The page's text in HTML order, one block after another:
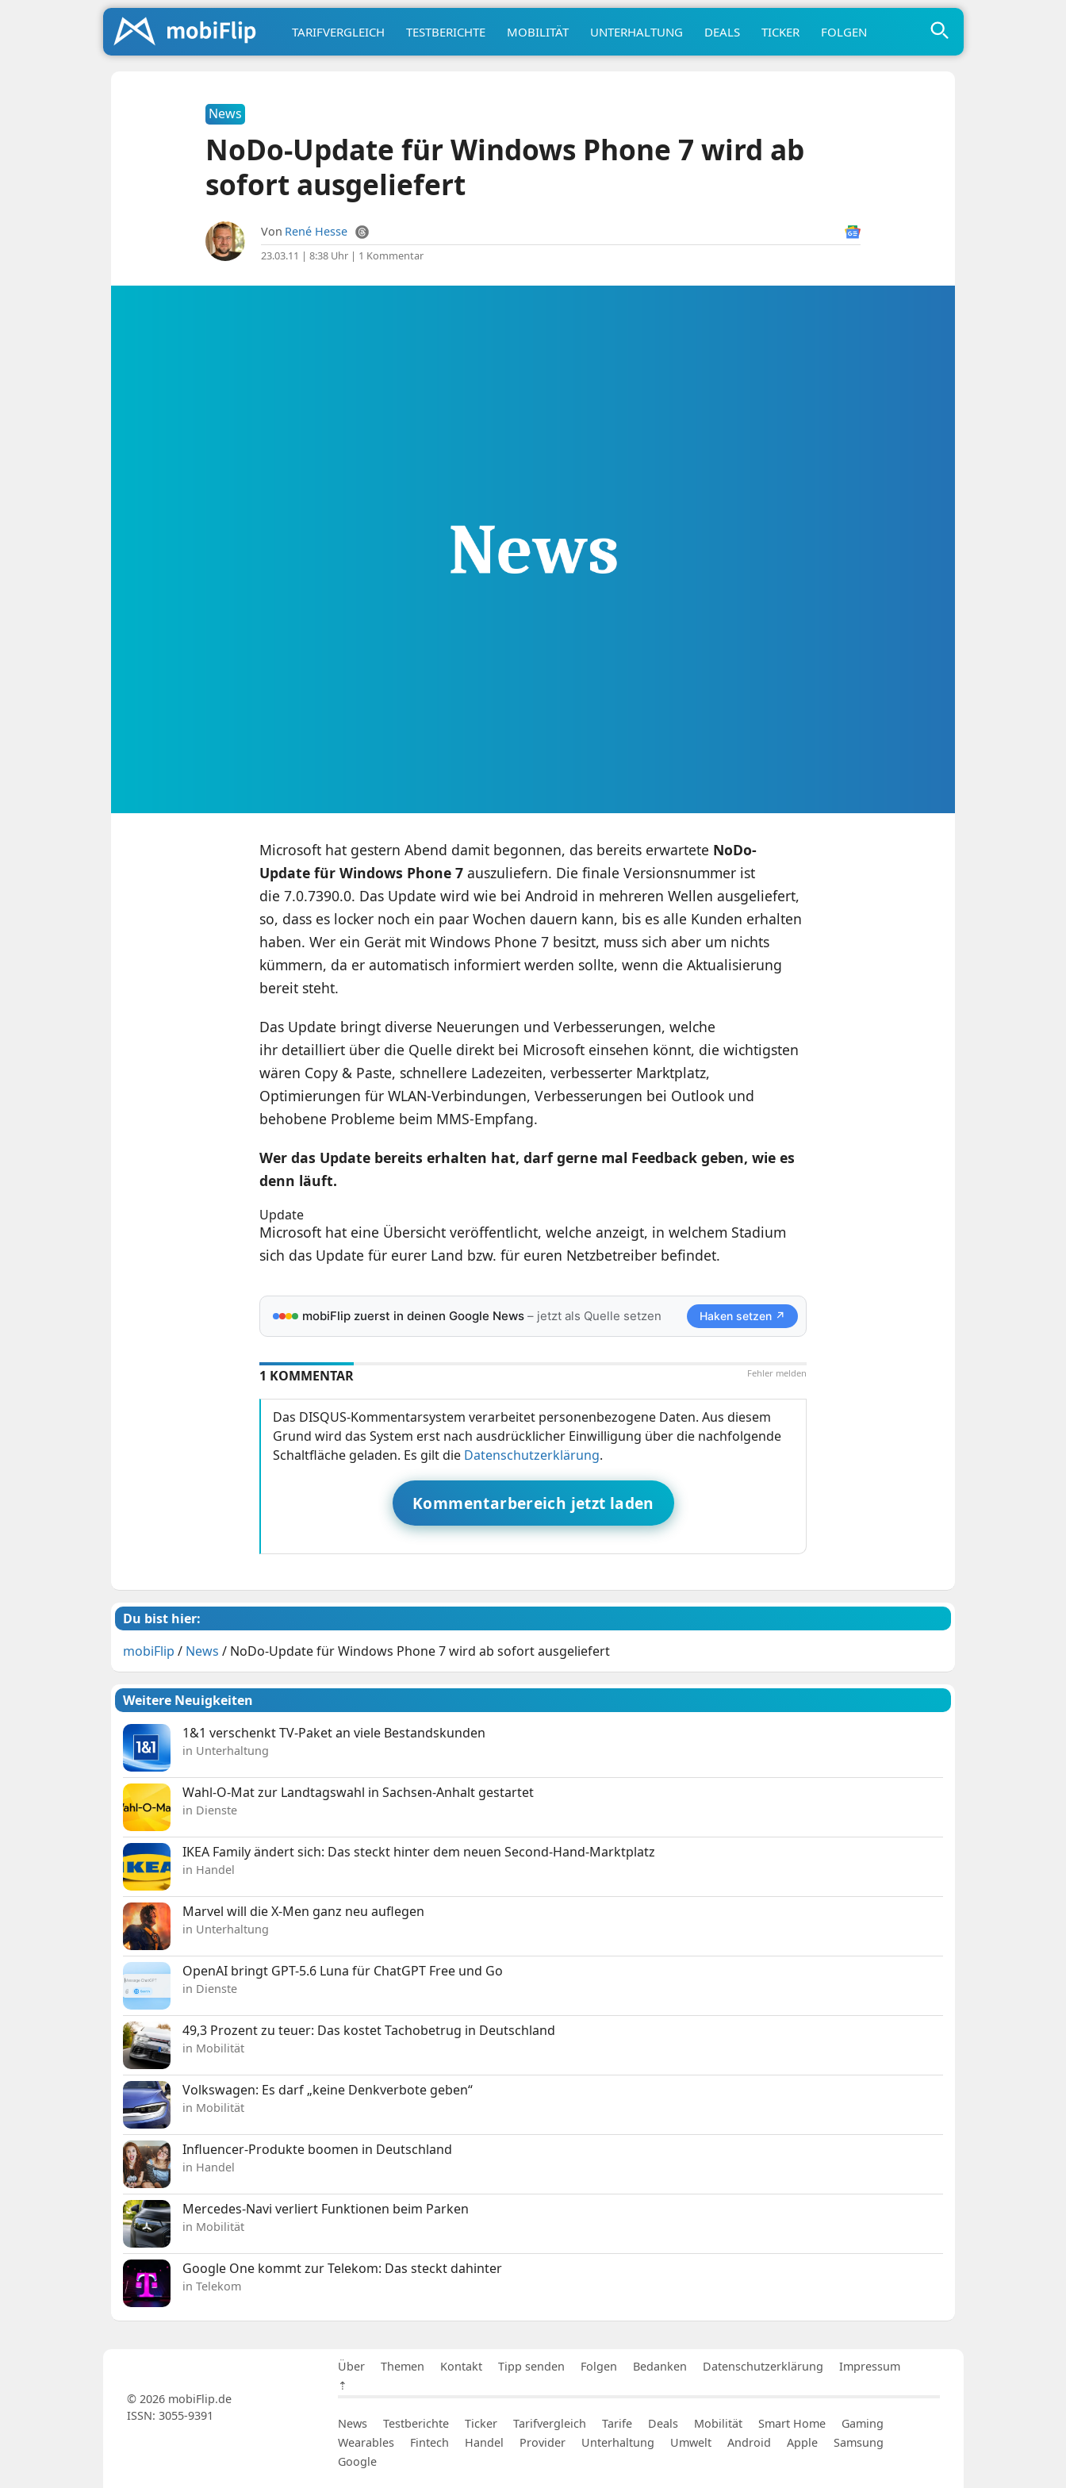
TARIFVERGLEICH TESTBERICHTE MOBILITÄT UNTERHALTUNG DEALS TICKER FOLGEN
News
NoDo-Update für Windows Phone 7 wird ab
sofort ausgeliefert
Von René Hesse
23.03.11 | 8:38 Uhr| 1 Kommentar
Microsoft hat gestern Abend damit begonnen, das bereits erwartete NoDo-
Update für Windows Phone 7auszuliefern. Die finale Versionsnummer ist
die 7.0.7390.0. Das Update wird wie bei Android in mehreren Wellen ausgeliefert,
so, dass es locker noch ein paar Wochen dauern kann, bis es alle Kunden erhalten
haben. Wer ein Gerät mit Windows Phone 7 besitzt, muss sich aber um nichts
kümmern, da er automatisch informiert werden sollte, wenn die Aktualisierung
bereit steht.
Das Update bringt diverse Neuerungen und Verbesserungen, welche
ihr detailliert über die Quelle direkt bei Microsoft einsehen könnt, die wichtigsten
wären Copy & Paste, schnellere Ladezeiten, verbesserter Marktplatz,
Optimierungen für WLAN-Verbindungen, Verbesserungen bei Outlook und
behobene Probleme beim MMS-Empfang.
Wer das Update bereits erhalten hat, darf gerne mal Feedback geben, wie es
denn läuft.
Update
Microsoft hat eine Übersicht veröffentlicht, welche anzeigt, in welchem Stadium
sich das Update für eurer Land bzw. für euren Netzbetreiber befindet.
mobiFlip zuerst in deinen Google News– jetzt als Quelle setzen Haken setzen ↗
Fehler melden
1 KOMMENTAR
Das DISQUS-Kommentarsystem verarbeitet personenbezogene Daten. Aus diesem
Grund wird das System erst nach ausdrücklicher Einwilligung über die nachfolgende
Schaltfläche geladen. Es gilt die Datenschutzerklärung.
Kommentarbereich jetzt laden
Du bist hier:
mobiFlip / News / NoDo-Update für Windows Phone 7 wird ab sofort ausgeliefert
Weitere Neuigkeiten
1&1 verschenkt TV-Paket an viele Bestandskunden
in Unterhaltung
Wahl-O-Mat zur Landtagswahl in Sachsen-Anhalt gestartet
in Dienste
IKEA Family ändert sich: Das steckt hinter dem neuen Second-Hand-Marktplatz
in Handel
Marvel will die X-Men ganz neu auflegen
in Unterhaltung
OpenAI bringt GPT-5.6 Luna für ChatGPT Free und Go
in Dienste
49,3 Prozent zu teuer: Das kostet Tachobetrug in Deutschland
in Mobilität
Volkswagen: Es darf „keine Denkverbote geben“
in Mobilität
Influencer-Produkte boomen in Deutschland
in Handel
Mercedes-Navi verliert Funktionen beim Parken
in Mobilität
Google One kommt zur Telekom: Das steckt dahinter
in Telekom
Über Themen Kontakt Tipp senden Folgen Bedanken Datenschutzerklärung
Impressum
⇡
News Testberichte Ticker Tarifvergleich Tarife Deals Mobilität Smart Home
Gaming
Wearables
Fintech Handel Provider Unterhaltung Umwelt Android Apple
Samsung
Google
© 2026 mobiFlip.de
ISSN: 3055-9391